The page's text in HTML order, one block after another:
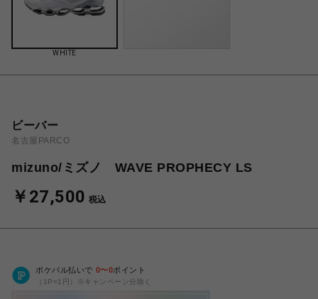
WHITE
ビーバー
名古屋PARCO
mizuno/ミズノ WAVE PROPHECY LS
￥27,500 税込
ポケパル払いで 0〜0ポイント
（1P=1円）※キャンペーン分除く